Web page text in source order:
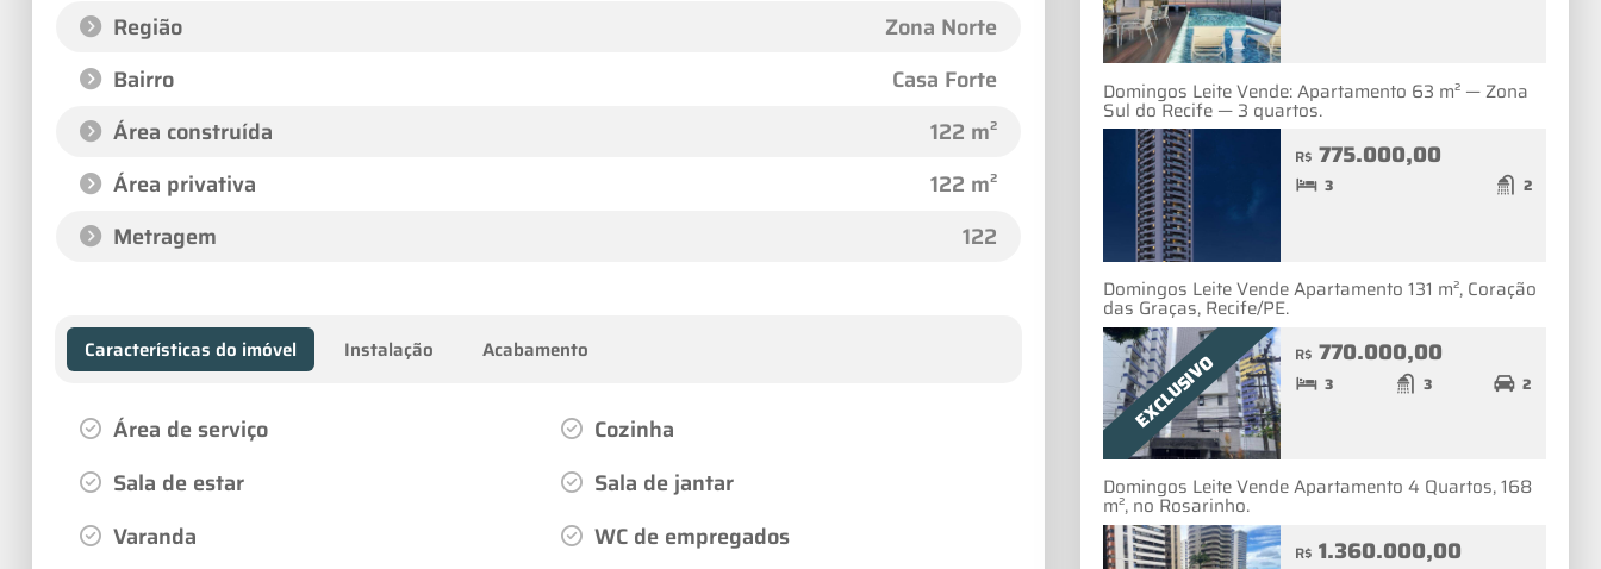
Região
Zona Norte
Bairro
Casa Forte
Área construída
122 m²
Área privativa
122 m²
Metragem
122
Características do imóvel Instalação Acabamento
Área de serviço
Cozinha
Sala de estar
Sala de jantar
Varanda
WC de empregados
Domingos Leite Vende: Apartamento 63 m² — Zona
Sul do Recife — 3 quartos.
R$ 775.000,00
3 2
Domingos Leite Vende Apartamento 131 m², Coração
das Graças, Recife/PE.
EXCLUSIVO R$ 770.000,00
3 3 2
Domingos Leite Vende Apartamento 4 Quartos, 168
m², no Rosarinho.
R$ 1.360.000,00